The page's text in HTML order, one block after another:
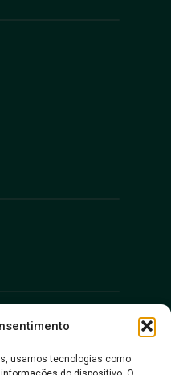
usamos tecnologias como